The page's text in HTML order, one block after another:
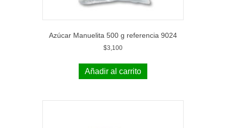
Azúcar Manuelita 500 g referencia 9024
$3,100
Añadir al carrito